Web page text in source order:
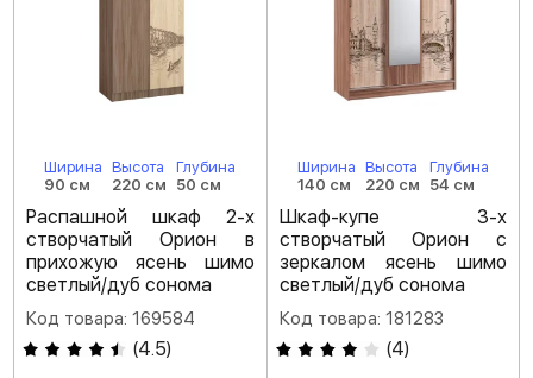
Ширина
90 см
Высота
220 см
Глубина
50 см
Распашной шкаф 2-х
створчатый Орион в
прихожую ясень шимо
светлый/дуб сонома
Код товара: 169584
(4.5)
Ширина
140 см
Высота
220 см
Глубина
54 см
Шкаф-купе 3-х
створчатый Орион с
зеркалом ясень шимо
светлый/дуб сонома
Код товара: 181283
(4)